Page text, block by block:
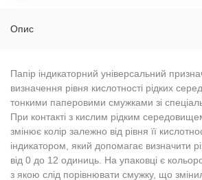
Опис
Папір індикаторний універсальний
визначення рівня кислотності рідких
тонкими паперовими смужками зі
При контакті з кислим рідким
змінює колір залежно від рівня її
індикатором, який допомагає визначити
від 0 до 12 одиниць. На упаковці є
з якою слід порівнювати смужку, що